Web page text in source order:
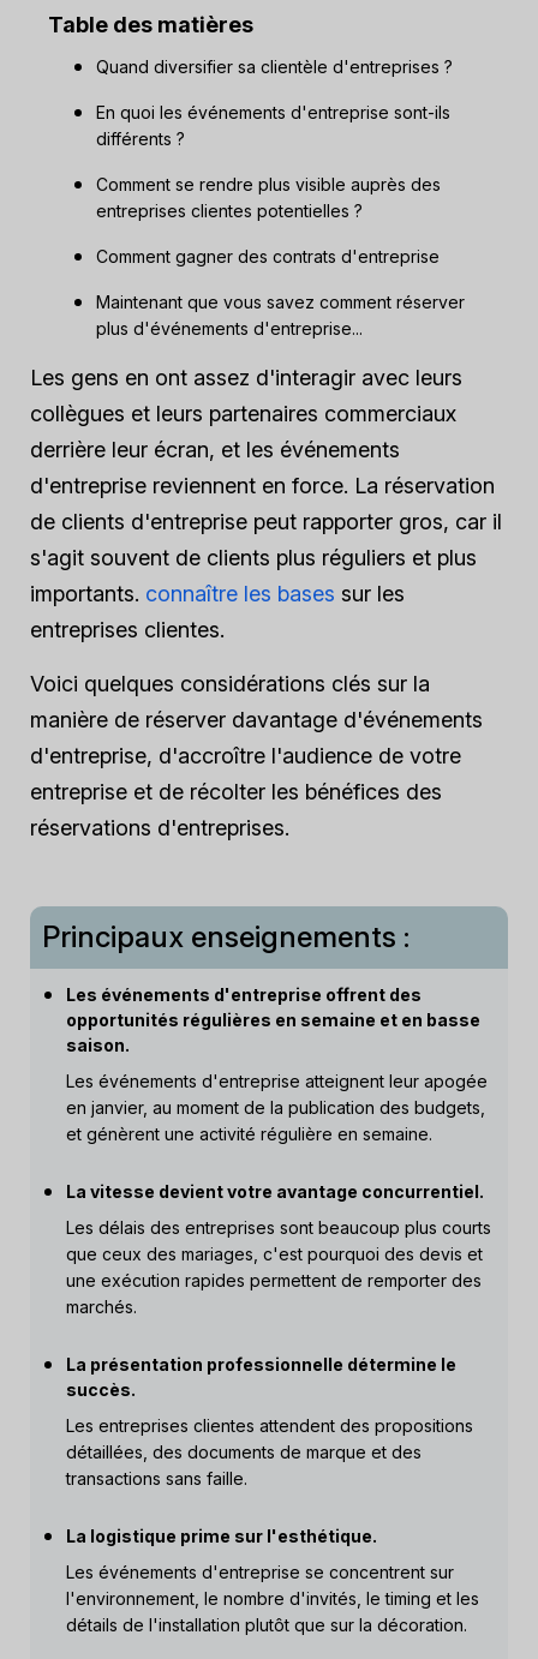
Table des matières
Quand diversifier sa clientèle d'entreprises ?
En quoi les événements d'entreprise sont-ils
différents ?
Comment se rendre plus visible auprès des
entreprises clientes potentielles ?
Comment gagner des contrats d'entreprise
Maintenant que vous savez comment réserver
plus d'événements d'entreprise...
Les gens en ont assez d'interagir avec leurs
collègues et leurs partenaires commerciaux
derrière leur écran, et les événements
d'entreprise reviennent en force. La réservation
de clients d'entreprise peut rapporter gros, car il
s'agit souvent de clients plus réguliers et plus
importants. connaître les bases sur les
entreprises clientes.
Voici quelques considérations clés sur la
manière de réserver davantage d'événements
d'entreprise, d'accroître l'audience de votre
entreprise et de récolter les bénéfices des
réservations d'entreprises.
Principaux enseignements :
Les événements d'entreprise offrent des
opportunités régulières en semaine et en basse
saison.
Les événements d'entreprise atteignent leur apogée
en janvier, au moment de la publication des budgets,
et génèrent une activité régulière en semaine.
La vitesse devient votre avantage concurrentiel.
Les délais des entreprises sont beaucoup plus courts
que ceux des mariages, c'est pourquoi des devis et
une exécution rapides permettent de remporter des
marchés.
La présentation professionnelle détermine le
succès.
Les entreprises clientes attendent des propositions
détaillées, des documents de marque et des
transactions sans faille.
La logistique prime sur l'esthétique.
Les événements d'entreprise se concentrent sur
l'environnement, le nombre d'invités, le timing et les
détails de l'installation plutôt que sur la décoration.